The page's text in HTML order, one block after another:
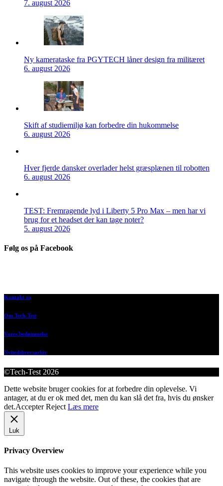
7. august 2026
Ny kamerataske fra PGYTECH låner design fra militæret
6. august 2026
Skift af studiemiljø kan forbedre din hukommelse
6. august 2026
Hver fjerde dansker overlader helst græsplænen til robotten
6. august 2026
TEST: Fremragende lyd i Liberty 5 Pro Max – men har vi
brug for et headset der kan tage noter?
5. august 2026
Følg os på Facebook
Kontakt os
Om Tech-Test
Vores bedømmelse
Nyhedsbrevsarkiv
©Tech-Test 2026
Dette website bruger cookies for at forbedre din oplevelse. Vi
antager, at du er ok med det, men du kan slå det fra, hvis du ønsker
det.Accepter Reject Læs mere
Luk
Privacy Overview
This website uses cookies to improve your experience while you
navigate through the website. Out of these, the cookies that are